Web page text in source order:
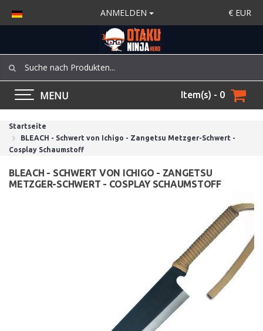
ANMELDEN € EUR
MENU Item(s) - 0
Startseite
BLEACH - Schwert von Ichigo - Zangetsu Metzger-Schwert -
Cosplay Schaumstoff
BLEACH - SCHWERT VON ICHIGO - ZANGETSU
METZGER-SCHWERT - COSPLAY SCHAUMSTOFF